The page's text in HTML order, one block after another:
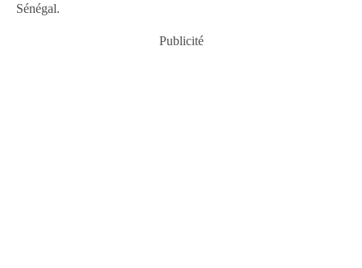
Sénégal.
Publicité